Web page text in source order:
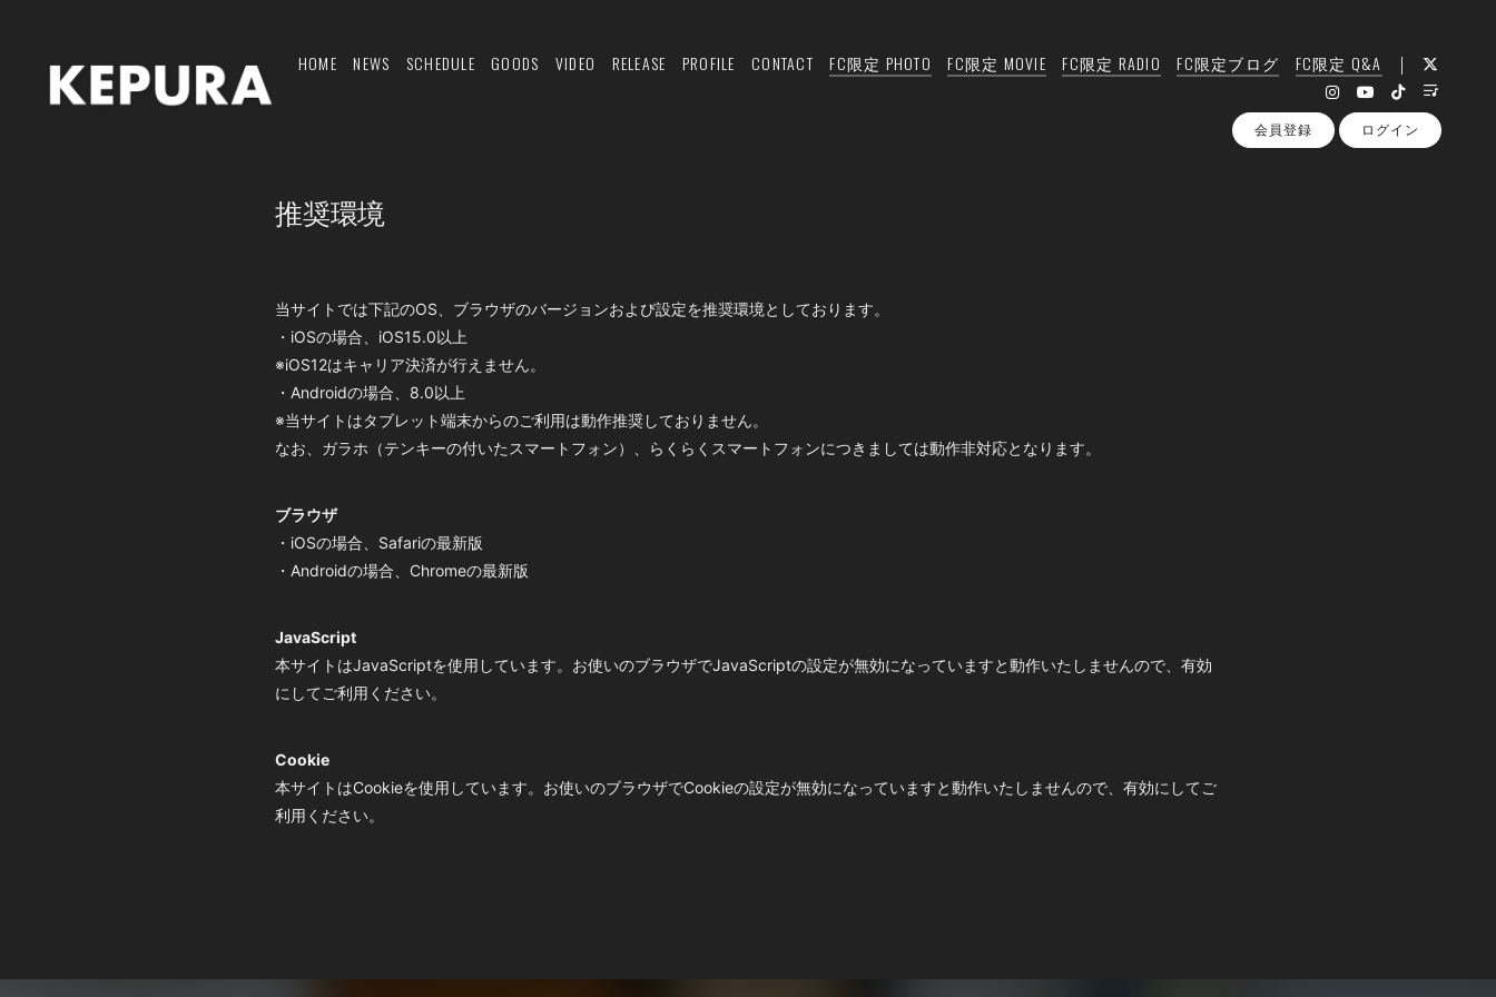
HOME NEWS SCHEDULE GOODS VIDEO RELEASE PROFILE CONTACT FC限定 PHOTO FC限定 MOVIE FC限定 RADIO FC限定ブログ FC限定 Q&A
会員登録 ログイン
推奨環境
当サイトでは下記のOS、ブラウザのバージョンおよび設定を推奨環境としております。
・iOSの場合、iOS15.0以上
※iOS12はキャリア決済が行えません。
・Androidの場合、8.0以上
※当サイトはタブレット端末からのご利用は動作推奨しておりません。
なお、ガラホ（テンキーの付いたスマートフォン）、らくらくスマートフォンにつきましては動作非対応となります。
ブラウザ
・iOSの場合、Safariの最新版
・Androidの場合、Chromeの最新版
JavaScript
本サイトはJavaScriptを使用しています。お使いのブラウザでJavaScriptの設定が無効になっていますと動作いたしませんので、有効
にしてご利用ください。
Cookie
本サイトはCookieを使用しています。お使いのブラウザでCookieの設定が無効になっていますと動作いたしませんので、有効にしてご
利用ください。